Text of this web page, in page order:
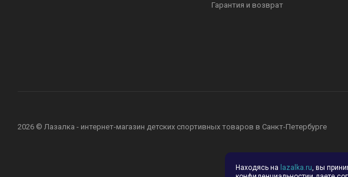
Гарантия и возврат
2026 © Лазалка - интернет-магазин детских спортивных товаров в Санкт-Петербурге
Находясь на lazalka.ru, вы